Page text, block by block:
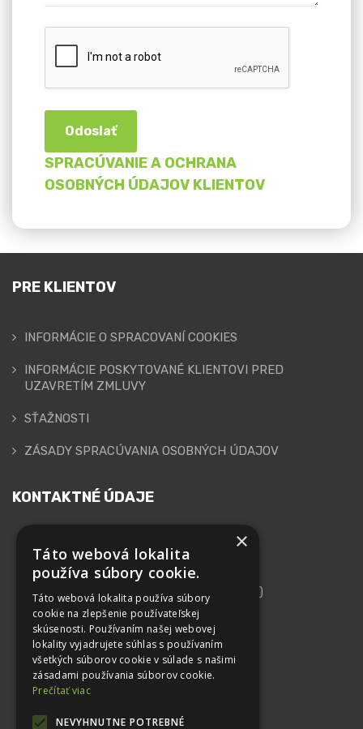
Odoslať
SPRACÚVANIE A OCHRANA
OSOBNÝCH ÚDAJOV KLIENTOV
PRE KLIENTOV
INFORMÁCIE O SPRACOVANÍ COOKIES
INFORMÁCIE POSKYTOVANÉ KLIENTOVI PRED
UZAVRETÍM ZMLUVY
SŤAŽNOSTI
ZÁSADY SPRACÚVANIA OSOBNÝCH ÚDAJOV
KONTAKTNÉ ÚDAJE
Adresa
Kutlíkova 17 (Technopol, 10. Poschodie)
852 50 Bratislava
IČO: 44 102 879
DIČ: 2022615562
IČ DPH: SK2022615562
Telefón
×
Táto webová lokalita
používa súbory cookie.
Táto webová lokalita používa súbory
cookie na zlepšenie používateľskej
skúsenosti. Používaním našej webovej
lokality vyjadrujete súhlas s používaním
všetkých súborov cookie v súlade s našimi
zásadami používania súborov cookie.
Prečítať viac
NEVYHNUTNE POTREBNÉ